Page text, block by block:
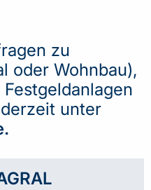
zu
oder Wohnbau),
unter
.